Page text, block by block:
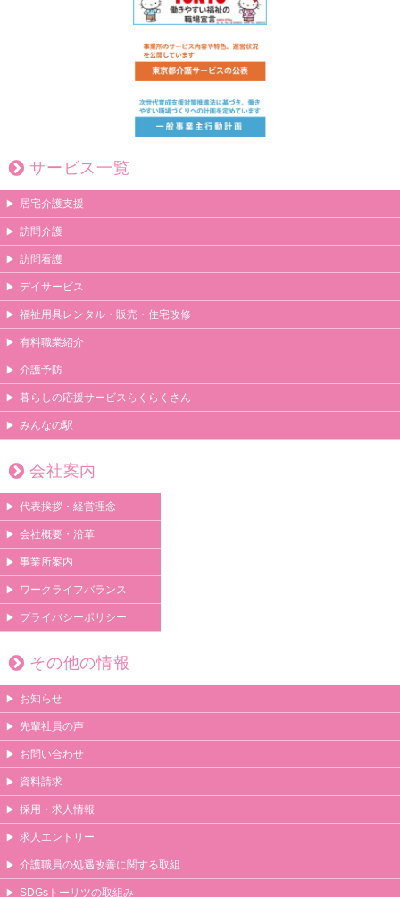
サービス一覧
居宅介護支援
訪問介護
訪問看護
デイサービス
福祉用具レンタル・販売・住宅改修
有料職業紹介
介護予防
暮らしの応援サービスらくらくさん
みんなの駅
会社案内
代表挨拶・経営理念
会社概要・沿革
事業所案内
ワークライフバランス
プライバシーポリシー
その他の情報
お知らせ
先輩社員の声
お問い合わせ
資料請求
採用・求人情報
求人エントリー
介護職員の処遇改善に関する取組
SDGsトーリツの取組み